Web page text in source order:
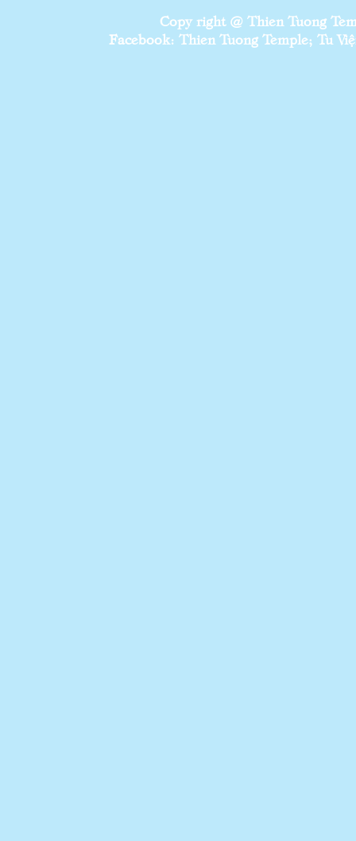
Copy right @ Thien Tuong
Facebook: Thien Tuong Temple; Tu